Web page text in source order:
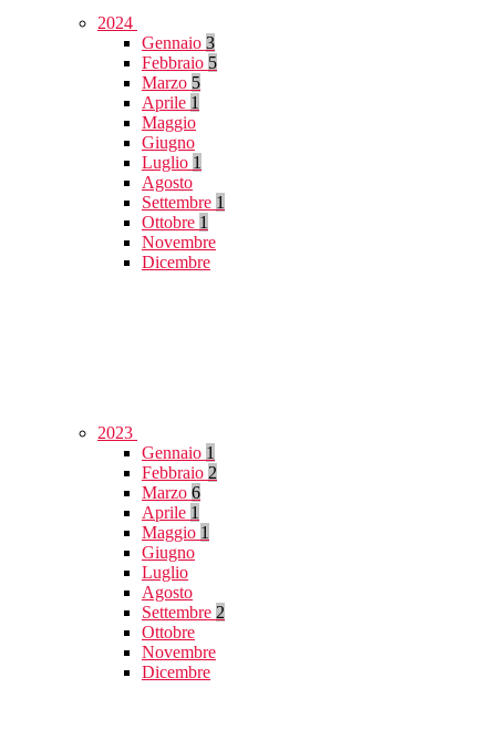
2024
Gennaio 3
Febbraio 5
Marzo 5
Aprile 1
Maggio
Giugno
Luglio 1
Agosto
Settembre 1
Ottobre 1
Novembre
Dicembre
2023
Gennaio 1
Febbraio 2
Marzo 6
Aprile 1
Maggio 1
Giugno
Luglio
Agosto
Settembre 2
Ottobre
Novembre
Dicembre